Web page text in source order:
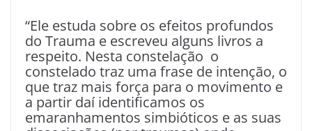
“Ele estuda sobre os efeitos profundos
do Trauma e escreveu alguns livros a
respeito. Nesta constelação o
constelado traz uma frase de intenção, o
que traz mais força para o movimento e
a partir daí identificamos os
emaranhamentos simbióticos e as suas